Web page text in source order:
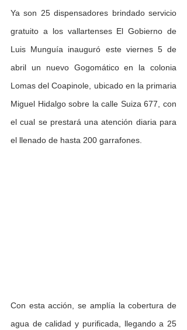
Ya son 25 dispensadores brindado servicio
gratuito a los vallartenses El Gobierno de
Luis Munguía inauguró este viernes 5 de
abril un nuevo Gogomático en la colonia
Lomas del Coapinole, ubicado en la primaria
Miguel Hidalgo sobre la calle Suiza 677, con
el cual se prestará una atención diaria para
el llenado de hasta 200 garrafones.
Con esta acción, se amplía la cobertura de
agua de calidad y purificada, llegando a 25